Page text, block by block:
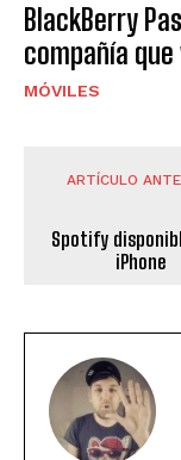
BlackBerry
compañía
MÓVILES
ARTÍCULO
Spotify
iPhone